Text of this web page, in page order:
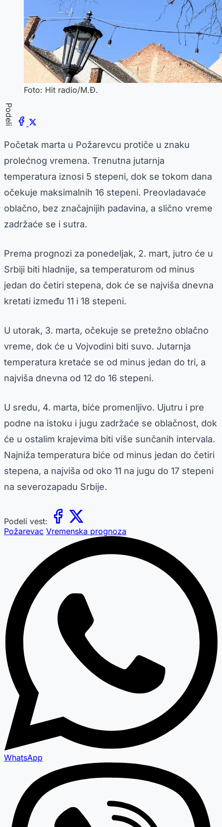
Foto: Hit radio/M.Đ.
Podeli
Početak marta u Požarevcu protiče u znaku
prolećnog vremena. Trenutna jutarnja
temperatura iznosi 5 stepeni, dok se tokom dana
očekuje maksimalnih 16 stepeni. Preovladavaće
oblačno, bez značajnijih padavina, a slično vreme
zadržaće se i sutra.
Prema prognozi za ponedeljak, 2. mart, jutro će u
Srbiji biti hladnije, sa temperaturom od minus
jedan do četiri stepena, dok će se najviša dnevna
kretati između 11 i 18 stepeni.
U utorak, 3. marta, očekuje se pretežno oblačno
vreme, dok će u Vojvodini biti suvo. Jutarnja
temperatura kretaće se od minus jedan do tri, a
najviša dnevna od 12 do 16 stepeni.
U sredu, 4. marta, biće promenljivo. Ujutru i pre
podne na istoku i jugu zadržaće se oblačnost, dok
će u ostalim krajevima biti više sunčanih intervala.
Najniža temperatura biće od minus jedan do četiri
stepena, a najviša od oko 11 na jugu do 17 stepeni
na severozapadu Srbije.
Podeli vest:
Požarevac Vremenska prognoza
WhatsApp